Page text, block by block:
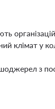
клімат у
з